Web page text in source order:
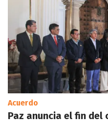
Acuerdo
Paz anuncia el fin